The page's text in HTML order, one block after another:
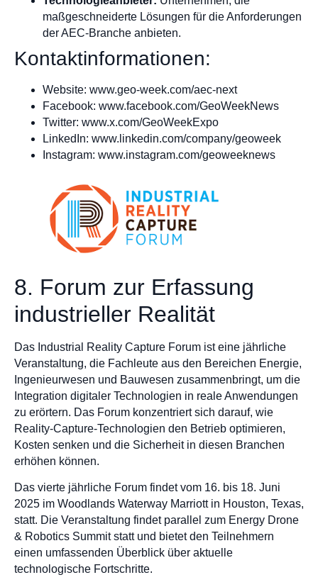
maßgeschneiderte Lösungen für die Anforderungen
der AEC-Branche anbieten.
Kontaktinformationen:
Website: www.geo-week.com/aec-next
Facebook: www.facebook.com/GeoWeekNews
Twitter: www.x.com/GeoWeekExpo
LinkedIn: www.linkedin.com/company/geoweek
Instagram: www.instagram.com/geoweeknews
8. Forum zur Erfassung
industrieller Realität
Das Industrial Reality Capture Forum ist eine jährliche
Veranstaltung, die Fachleute aus den Bereichen Energie,
Ingenieurwesen und Bauwesen zusammenbringt, um die
Integration digitaler Technologien in reale Anwendungen
zu erörtern. Das Forum konzentriert sich darauf, wie
Reality-Capture-Technologien den Betrieb optimieren,
Kosten senken und die Sicherheit in diesen Branchen
erhöhen können.
Das vierte jährliche Forum findet vom 16. bis 18. Juni
2025 im Woodlands Waterway Marriott in Houston, Texas,
statt. Die Veranstaltung findet parallel zum Energy Drone
& Robotics Summit statt und bietet den Teilnehmern
einen umfassenden Überblick über aktuelle
technologische Fortschritte.